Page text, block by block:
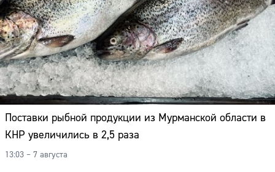
Поставки рыбной продукции из Мурманской области в
КНР увеличились в 2,5 раза
13:03 – 7 августа